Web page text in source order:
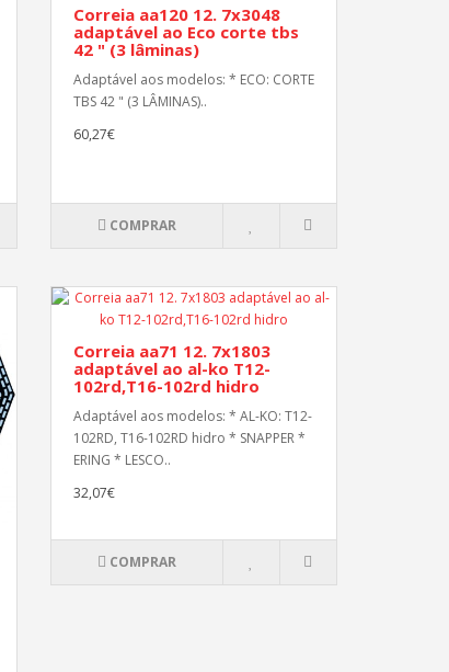
Correia aa120 12. 7x3048
adaptável ao Eco corte tbs
42 " (3 lâminas)
Adaptável aos modelos: * ECO: CORTE
TBS 42 " (3 LÂMINAS)..
60,27€
COMPRAR
Correia aa71 12. 7x1803
adaptável ao al-ko T12-
102rd,T16-102rd hidro
Adaptável aos modelos: * AL-KO: T12-
102RD, T16-102RD hidro * SNAPPER *
ERING * LESCO..
32,07€
COMPRAR